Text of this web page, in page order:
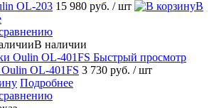
OL-203 15 980 руб. / шт
В
В наличии
Быстрый просмотр
OL-401FS 3 730 руб. / шт
Подробнее